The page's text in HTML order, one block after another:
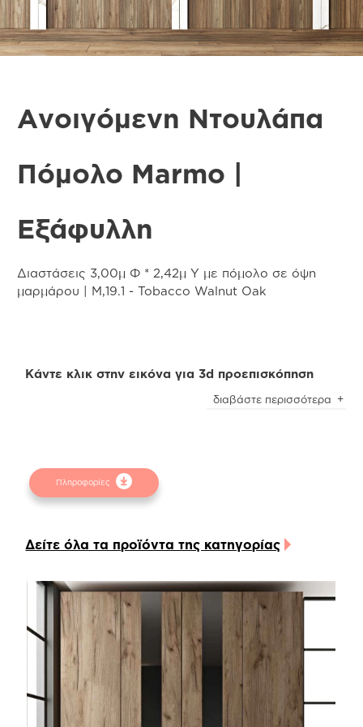
Ανοιγόμενη Ντουλάπα
Πόμολο Marmo |
Εξάφυλλη
Διαστάσεις 3,00μ Φ * 2,42μ Υ με πόμολο σε όψη
μαρμάρου | Μ,19.1 - Tobacco Walnut Oak
Κάντε κλικ στην εικόνα για 3d προεπισκόπηση
! Ενδέχεται να υπάρχει μικρή χρωματική
δειγματολόγια στα φυσικά καταστήματα.
διαβάστε περισσότερα
Πληροφορίες
Δείτε όλα τα προϊόντα της κατηγορίας